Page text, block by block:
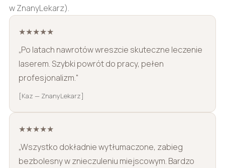
w ZnanyLekarz).
★★★★★
„Po latach nawrotów wreszcie skuteczne leczenie
laserem. Szybki powrót do pracy, pełen
profesjonalizm."
[Kaz — ZnanyLekarz]
★★★★★
„Wszystko dokładnie wytłumaczone, zabieg
bezbolesny w znieczuleniu miejscowym. Bardzo